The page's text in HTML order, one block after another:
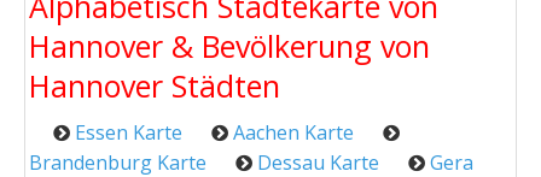
Hannover & Bevölkerung von
Hannover Städten
Essen Karte
Aachen Karte
Brandenburg Karte
Dessau Karte
Gera